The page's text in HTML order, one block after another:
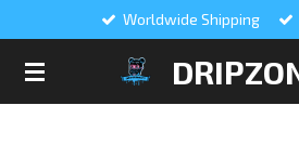
Worldwide Shipping